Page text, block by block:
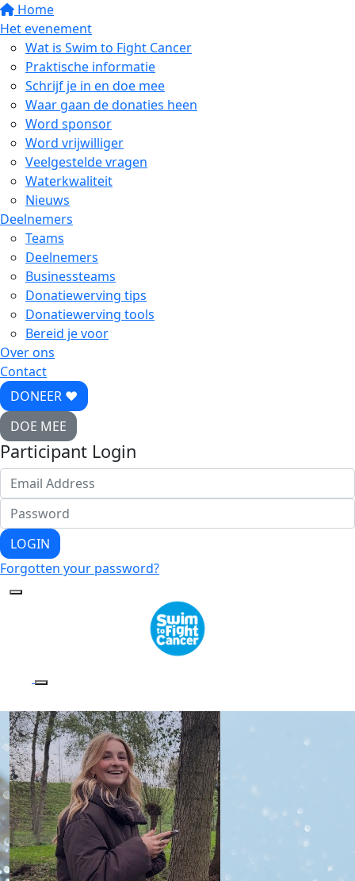
Home
Het evenement
Wat is Swim to Fight Cancer
Praktische informatie
Schrijf je in en doe mee
Waar gaan de donaties heen
Word sponsor
Word vrijwilliger
Veelgestelde vragen
Waterkwaliteit
Nieuws
Deelnemers
Teams
Deelnemers
Businessteams
Donatiewerving tips
Donatiewerving tools
Bereid je voor
Over ons
Contact
DONEER ♥
DOE MEE
Participant Login
LOGIN
Forgotten your password?